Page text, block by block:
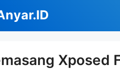
Xposed